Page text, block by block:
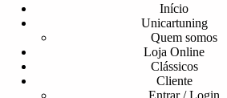
Início
Unicartuning
Quem somos
Loja Online
Clássicos
Cliente
Entrar / Login